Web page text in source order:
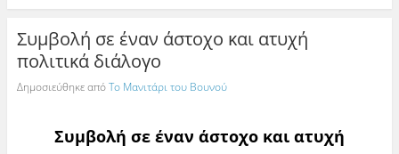
Συμβολή σε έναν άστοχο και ατυχή
πολιτικά διάλογο
Δημοσιεύθηκε απόΤο Μανιτάρι του Βουνού
Συμβολή σε έναν άστοχο και ατυχή